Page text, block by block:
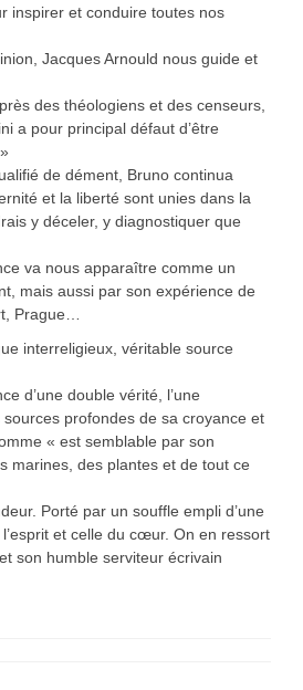
inspirer et conduire toutes nos
Jacques Arnould nous guide et
des théologiens et des censeurs,
a pour principal défaut d’être
de dément, Bruno continua
et la liberté sont unies dans la
y déceler, y diagnostiquer que
va nous apparaître comme un
mais aussi par son expérience de
Prague…
interreligieux, véritable source
d’une double vérité, l’une
sources profondes de sa croyance et
« est semblable par son
marines, des plantes et de tout ce
Porté par un souffle empli d’une
et celle du cœur. On en ressort
son humble serviteur écrivain